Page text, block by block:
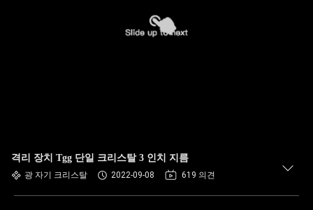
격리 장치 Tgg 단일 크리스탈 3 인치 지름
광 자기 크리스탈 2022-09-08 619 의견